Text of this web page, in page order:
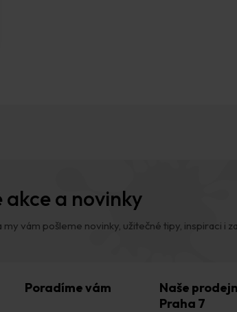
a novinky
vám pošleme novinky, užitečné tipy, inspiraci i
Poradíme vám
Naše
Praha 7